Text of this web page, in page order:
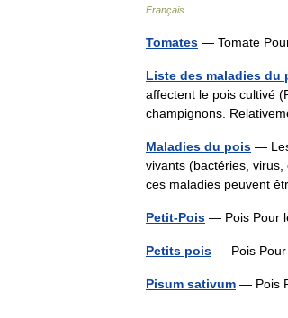
Français
Tomates — Tomate
Liste des maladies du
affectent le pois cultivé
champignons.
Maladies du pois —
vivants (bactéries,
ces maladies peuvent
Petit-Pois — Pois Pour
Petits pois — Pois Pour
Pisum sativum — Pois